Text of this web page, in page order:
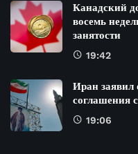
Канадский
восемь
занятости
19:42
Иран заявил
соглашения
19:06